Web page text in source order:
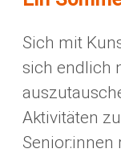
Sich mit
sich endlich
Aktivitäten